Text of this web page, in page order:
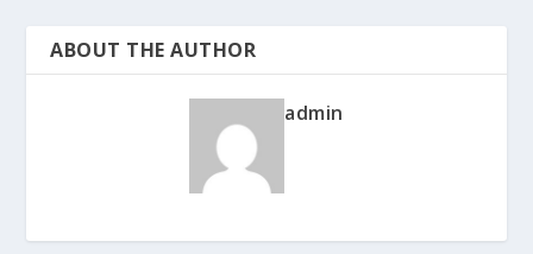
ABOUT THE AUTHOR
admin